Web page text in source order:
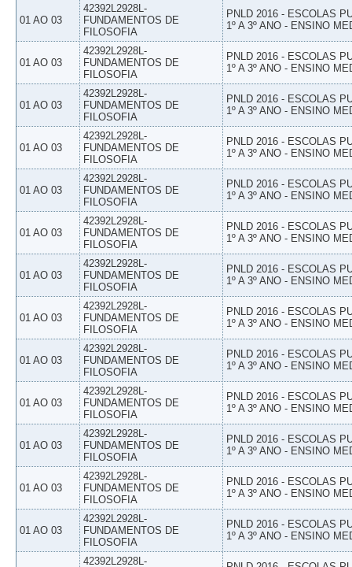
01 AO 03
42392L2928L-
FUNDAMENTOS DE
FILOSOFIA
PNLD 2016 - ESCOLAS
1º A 3º ANO - ENSINO
01 AO 03
42392L2928L-
FUNDAMENTOS DE
FILOSOFIA
PNLD 2016 - ESCOLAS
1º A 3º ANO - ENSINO
01 AO 03
42392L2928L-
FUNDAMENTOS DE
FILOSOFIA
PNLD 2016 - ESCOLAS
1º A 3º ANO - ENSINO
01 AO 03
42392L2928L-
FUNDAMENTOS DE
FILOSOFIA
PNLD 2016 - ESCOLAS
1º A 3º ANO - ENSINO
01 AO 03
42392L2928L-
FUNDAMENTOS DE
FILOSOFIA
PNLD 2016 - ESCOLAS
1º A 3º ANO - ENSINO
01 AO 03
42392L2928L-
FUNDAMENTOS DE
FILOSOFIA
PNLD 2016 - ESCOLAS
1º A 3º ANO - ENSINO
01 AO 03
42392L2928L-
FUNDAMENTOS DE
FILOSOFIA
PNLD 2016 - ESCOLAS
1º A 3º ANO - ENSINO
01 AO 03
42392L2928L-
FUNDAMENTOS DE
FILOSOFIA
PNLD 2016 - ESCOLAS
1º A 3º ANO - ENSINO
01 AO 03
42392L2928L-
FUNDAMENTOS DE
FILOSOFIA
PNLD 2016 - ESCOLAS
1º A 3º ANO - ENSINO
01 AO 03
42392L2928L-
FUNDAMENTOS DE
FILOSOFIA
PNLD 2016 - ESCOLAS
1º A 3º ANO - ENSINO
01 AO 03
42392L2928L-
FUNDAMENTOS DE
FILOSOFIA
PNLD 2016 - ESCOLAS
1º A 3º ANO - ENSINO
01 AO 03
42392L2928L-
FUNDAMENTOS DE
FILOSOFIA
PNLD 2016 - ESCOLAS
1º A 3º ANO - ENSINO
01 AO 03
42392L2928L-
FUNDAMENTOS DE
FILOSOFIA
PNLD 2016 - ESCOLAS
1º A 3º ANO - ENSINO
42392L2928L-